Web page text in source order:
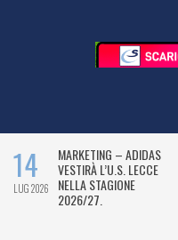
14
LUG 2026
MARKETING – ADIDAS
VESTIRÀ L’U.S. LECCE
NELLA STAGIONE
2026/27.